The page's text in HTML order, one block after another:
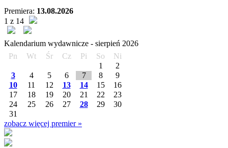
Premiera: 13.08.2026
1 z 14
Kalendarium wydawnicze - sierpień 2026
Pn
Wt Śr Cz Pi So
Ni
1
2
3
4 5 6 7 8
9
10
11 12 13 14 15
16
17
18 19 20 21 22
23
24
25 26 27 28 29
30
31
zobacz więcej premier »